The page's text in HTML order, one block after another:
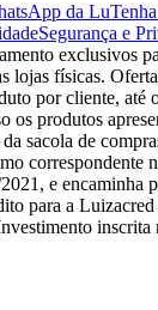
da Lu
Segurança e
exclusivos
lojas físicas.
por cliente, até
os produtos
sacola de
correspondente
e encaminha
para a
inscrita